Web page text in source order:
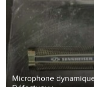
Microphone